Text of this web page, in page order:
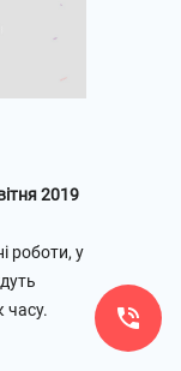
2019
роботи, у
часу.